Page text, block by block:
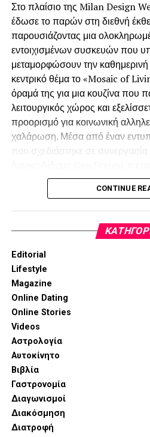
Στο πλαίσιο της Milan Design
έδωσε το παρών στη διεθνή
παρουσιάζοντας μια
εντοιχισμένων συσκευών που
μεταμορφώσουν την καθημερινή
κεντρικό θέμα το «Mosaic of
όραμά της για μια κουζίνα που
λειτουργικός χώρος και
προορισμό για κοινωνική
χαλάρωση. Μέσα από έναν
που σχεδιάστηκε σε συνεργασία
ultra-premium σειρά Signature
τη νέα σειρά LG Built-in,
λύσεις που εναρμονίζονται
τάσεις του σύγχρονου
Στην αιχμή της παρουσίασης
CONTINUE
Editorial
Lifestyle
Magazine
Online Dating
Online Stories
Videos
Αστρολογία
Αυτοκίνητο
Βιβλία
Γαστρονομία
Διαγωνισμοί
Διακόσμηση
Διατροφή